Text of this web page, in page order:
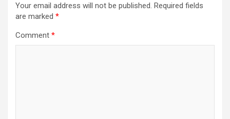
Your email address will not be published. Required fields
are marked *
Comment *